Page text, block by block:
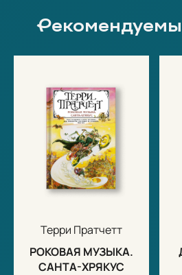
Терри Пратчетт
РОКОВАЯ МУЗЫКА.
САНТА-ХРЯКУС